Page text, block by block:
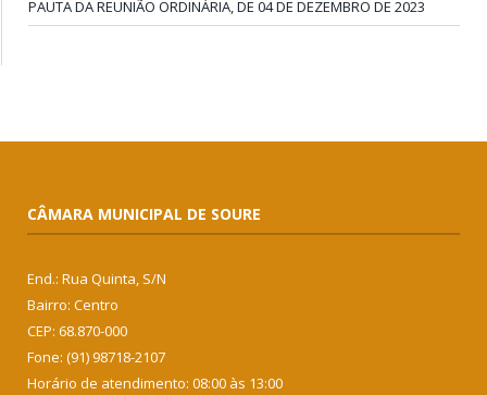
PAUTA DA REUNIÃO ORDINÁRIA, DE 04 DE DEZEMBRO DE 2023
CÂMARA MUNICIPAL DE SOURE
End.: Rua Quinta, S/N
Bairro: Centro
CEP: 68.870-000
Fone: (91) 98718-2107
Horário de atendimento: 08:00 às 13:00